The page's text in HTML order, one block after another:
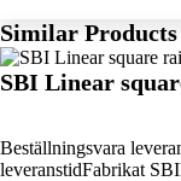
Similar Products
SBI Linear
Beställningsvara
leveranstidFabrikat